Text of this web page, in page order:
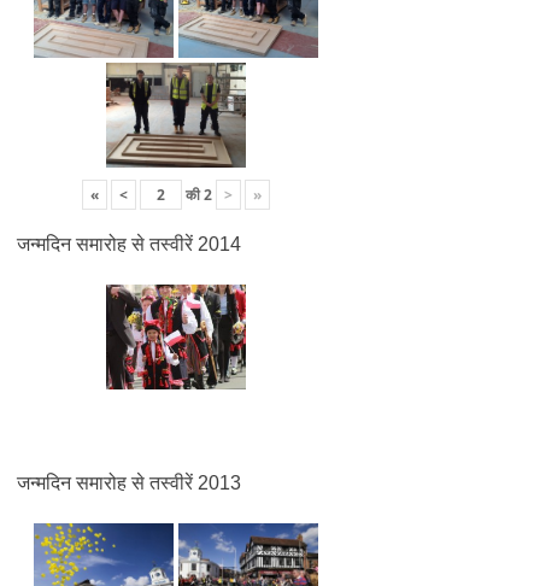
« < की2 > »
जन्मदिन समारोह से तस्वीरें 2014
जन्मदिन समारोह से तस्वीरें 2013